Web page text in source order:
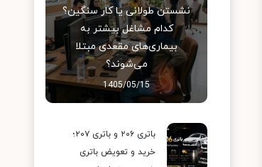
نشستن طولانی یا کار سنگین؟
کدام مشاغل بیشتر به
بیماری‌های مقعدی مبتلا
می‌شوند؟
1405/05/15
باتری ۲۰۶ و باتری ۲۰۷؛
خرید و تعویض باتری